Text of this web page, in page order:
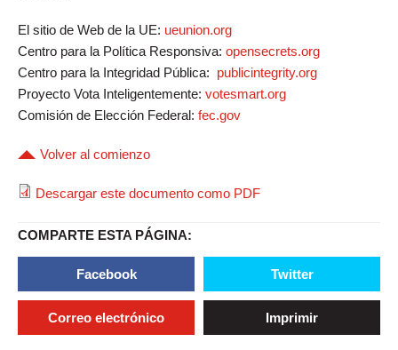
El sitio de Web de la UE: ueunion.org
Centro para la Política Responsiva: opensecrets.org
Centro para la Integridad Pública: publicintegrity.org
Proyecto Vota Inteligentemente: votesmart.org
Comisión de Elección Federal: fec.gov
Volver al comienzo
Descargar este documento como PDF
COMPARTE ESTA PÁGINA:
Facebook Twitter
Correo electrónico Imprimir